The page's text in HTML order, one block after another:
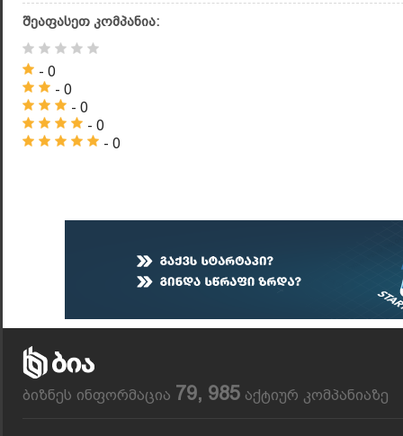
შეაფასეთ კომპანია:
- 0
- 0
- 0
- 0
- 0
ბიზნეს ინფორმაცია 79, 985 აქტიურ კომპანიაზე